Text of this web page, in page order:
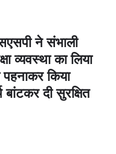
ने संभाली
व्यवस्था का लिया
किया
दी सुरक्षित